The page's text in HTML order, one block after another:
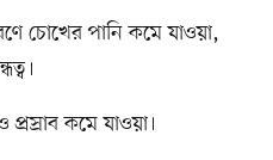
চোখের পানি কমে যাওয়া,
কমে যাওয়া।